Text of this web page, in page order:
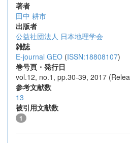
著者
田中 耕市
出版者
公益社団法人 日本地理学会
雑誌
E-journal GEO (ISSN:18808107)
巻号頁・発行日
vol.12, no.1, pp.30-39, 2017
参考文献数
13
被引用文献数
1